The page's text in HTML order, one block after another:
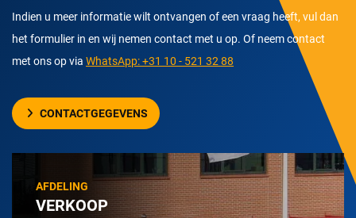
Indien u meer informatie wilt ontvangen of een vraag heeft, vul dan
het formulier in en wij nemen contact met u op. Of neem contact
met ons op via WhatsApp: +31 10 - 521 32 88
CONTACTGEGEVENS
AFDELING
VERKOOP